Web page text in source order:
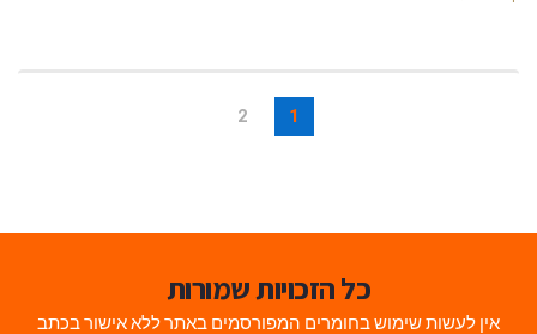
1
2
כל הזכויות שמורות
אין לעשות שימוש בחומרים המפורסמים באתר ללא אישור בכתב